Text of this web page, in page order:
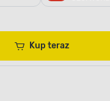
Kup teraz